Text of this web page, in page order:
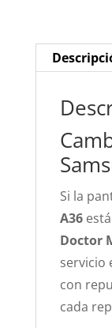
Si la
A36está
Doctor
servicio
con
cada